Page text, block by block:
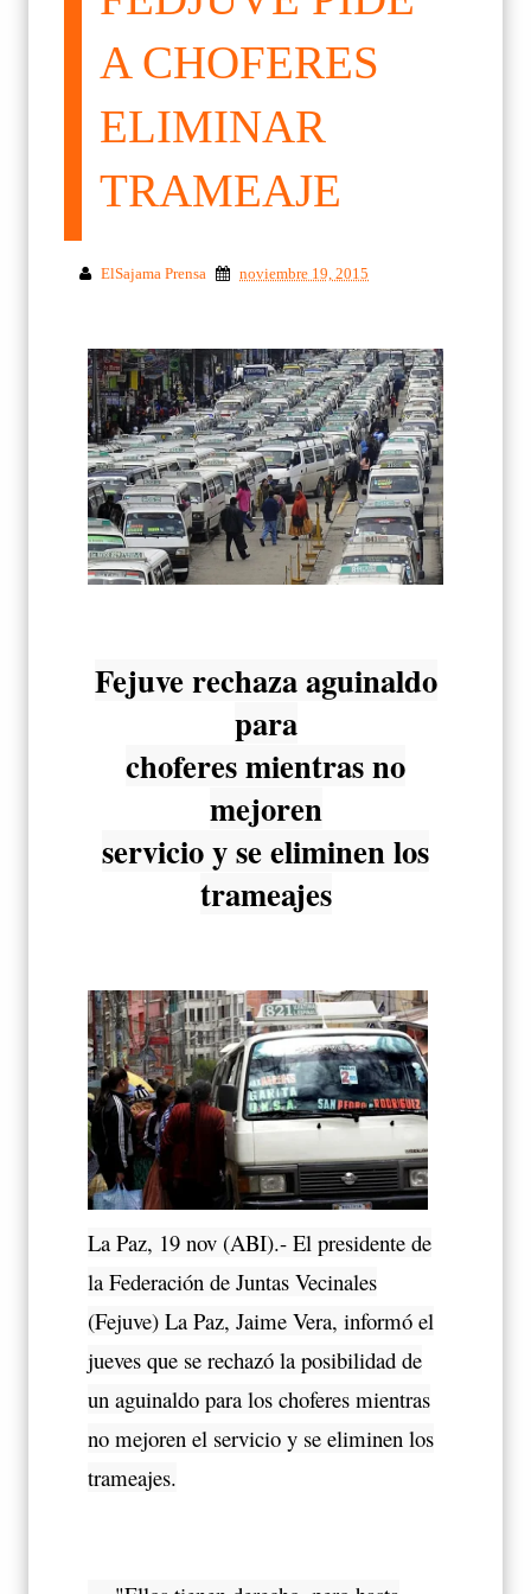
A CHOFERES
ELIMINAR
TRAMEAJE
ElSajama Prensa noviembre 19, 2015
Fejuve rechaza aguinaldo
para
choferes mientras no
mejoren
servicio y se eliminen los
trameajes
La Paz, 19 nov (ABI).- El presidente de
la Federación de Juntas Vecinales
(Fejuve) La Paz, Jaime Vera, informó el
jueves que se rechazó la posibilidad de
un aguinaldo para los choferes mientras
no mejoren el servicio y se eliminen los
trameajes.